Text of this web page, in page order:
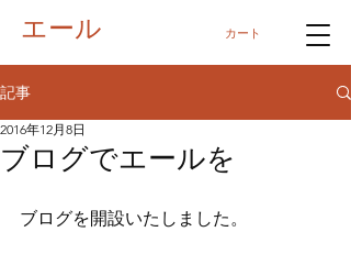
カート
エール
記事
ブログでエールを
2016年12月8日
ブログを開設いたしました。